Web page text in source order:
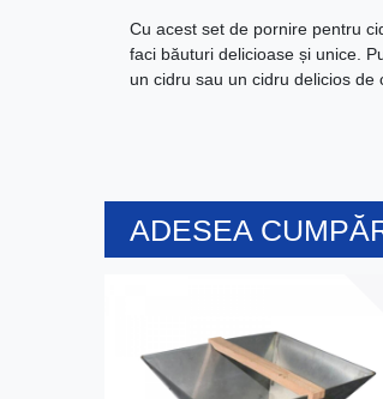
Cu acest set de pornire pentru
faci băuturi delicioase și unice.
un cidru sau un cidru delicios de
ADESEA